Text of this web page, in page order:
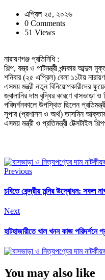
এপ্রিল ২৫, ২০২৬
0 Comments
51 Views
নারায়ণগঞ্জ প্রতিনিধি :
শিল্প, বস্ত্র ও পাটমন্ত্রী খন্দকার আব্দুল
শনিবার (২৫ এপ্রিল) বেলা ১১টায়
এসময় মন্ত্রী নতুন বিনিয়োগকারীদের
জ্বালানির দাম বৃদ্ধির কারণে বাসভাড়া
পরিদর্শনকালে উপস্থিত ছিলেন
সুপার (প্রশাসন ও অর্থ) তাসমিন আক্তার,
এসময় মন্ত্রী ও প্রতিমন্ত্রী টেক্সটাইল
Previous
চবিতে কেন্দ্রীয় মন্দির উদ্বোধন: সকল
Next
হাটহাজারীতে খাল খনন কাজ পরিদর্শনে
You may also like